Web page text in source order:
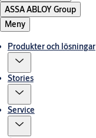
ASSA ABLOY Group
Meny
Produkter och lösningar
Stories
Service